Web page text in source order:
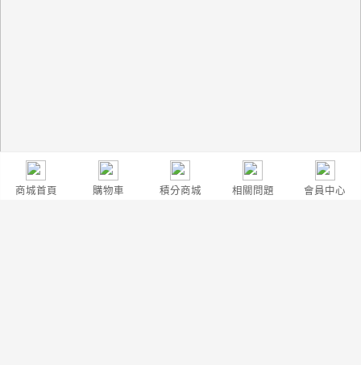
商城首頁 購物車 積分商城 相關問題 會員中心